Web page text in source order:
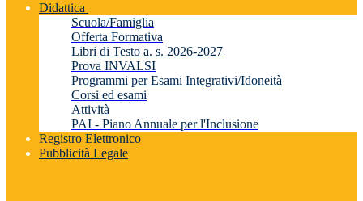
Didattica
Scuola/Famiglia
Offerta Formativa
Libri di Testo a. s. 2026-2027
Prova INVALSI
Programmi per Esami Integrativi/Idoneità
Corsi ed esami
Attività
PAI - Piano Annuale per l'Inclusione
Registro Elettronico
Pubblicità Legale